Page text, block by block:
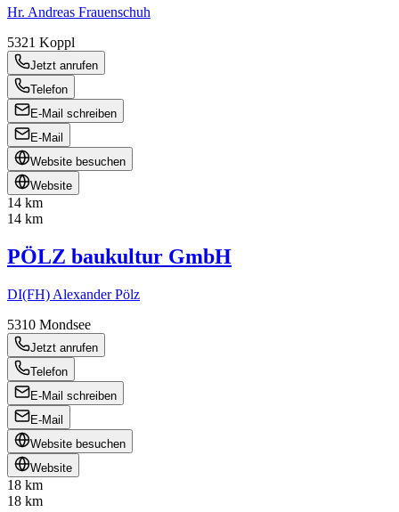
Hr. Andreas Frauenschuh
5321 Koppl
Jetzt anrufen
Telefon
E-Mail schreiben
E-Mail
Website besuchen
Website
14 km
14 km
PÖLZ baukultur GmbH
DI(FH) Alexander Pölz
5310 Mondsee
Jetzt anrufen
Telefon
E-Mail schreiben
E-Mail
Website besuchen
Website
18 km
18 km